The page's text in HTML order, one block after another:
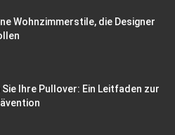
Wohnzimmerstile, die Designer
Ihre Pullover: Ein Leitfaden zur